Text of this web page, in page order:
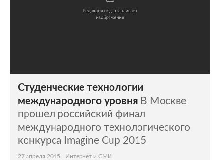
Студенческие технологии
международного уровня В Москве
прошел российский финал
международного технологического
конкурса Imagine Cup 2015
27 апреля 2015 Интернет и СМИ